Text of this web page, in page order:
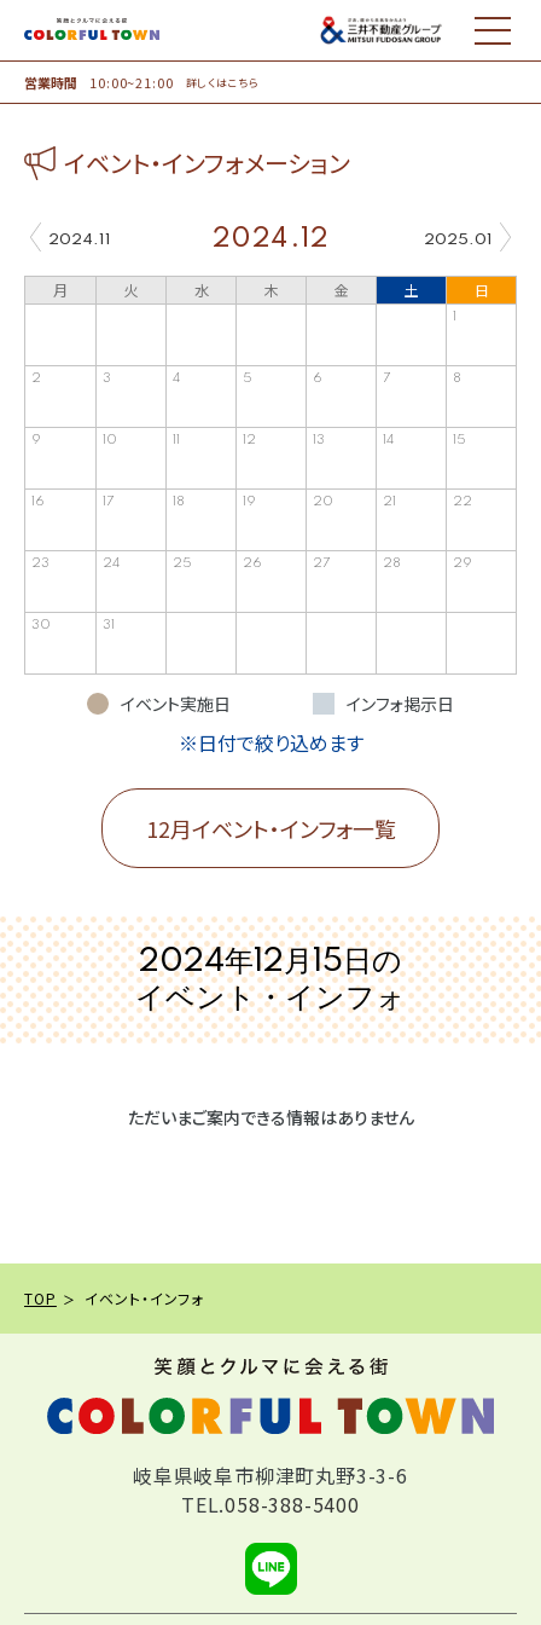
MENU
営業時間 10:00~21:00 詳しくはこちら
イベント・インフォメーション
2024.11 2025.01
2024.12
月 火 水 木 金 土 日
1
2 3 4 5 6 7 8
9 10 11 12 13 14 15
16 17 18 19 20 21 22
23 24 25 26 27 28 29
30 31
イベント実施日 インフォ掲示日
※日付で絞り込めます
12月イベント・インフォ一覧
2024年12月15日の
イベント・インフォ
ただいまご案内できる情報はありません
TOP イベント・インフォ
岐阜県岐阜市柳津町丸野3-3-6
TEL.058-388-5400